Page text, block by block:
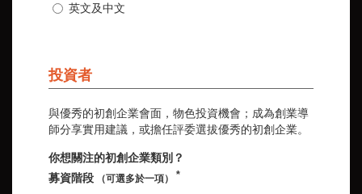
英文及中文
投資者
與優秀的初創企業會面，物色投資機會；成為創業導
師分享實用建議，或擔任評委選拔優秀的初創企業。
你想關注的初創企業類別？
募資階段
（可選多於一項） *